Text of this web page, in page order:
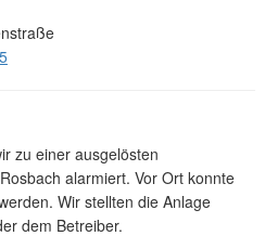
zu einer ausgelösten
alarmiert. Vor Ort konnte
Wir stellten die Anlage
dem Betreiber.